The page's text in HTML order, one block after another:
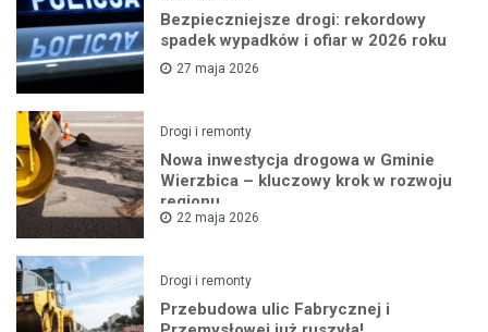
Bezpieczniejsze drogi: rekordowy
spadek wypadków i ofiar w 2026 roku
27 maja 2026
Drogi i remonty
Nowa inwestycja drogowa w Gminie
Wierzbica – kluczowy krok w rozwoju
regionu
22 maja 2026
Drogi i remonty
Przebudowa ulic Fabrycznej i